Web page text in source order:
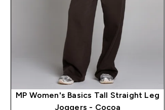
MP Women's Basics Tall Straight Leg
Joggers - Cocoa